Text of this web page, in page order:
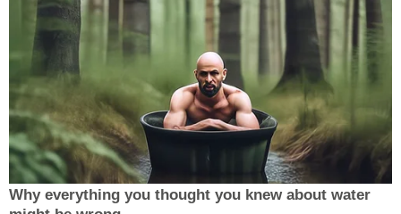
Why everything you thought you knew about water